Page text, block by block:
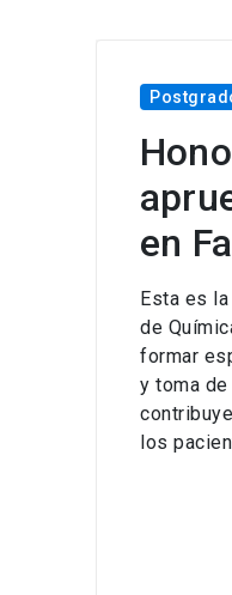
en
Esta es
de
formar
y toma
los